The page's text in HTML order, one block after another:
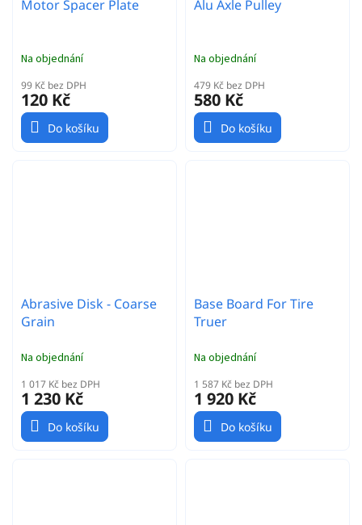
Motor Spacer Plate
Na objednání
99 Kč bez DPH
120 Kč
Do košíku
Alu Axle Pulley
Na objednání
479 Kč bez DPH
580 Kč
Do košíku
Abrasive Disk - Coarse
Grain
Na objednání
1 017 Kč bez DPH
1 230 Kč
Do košíku
Base Board For Tire
Truer
Na objednání
1 587 Kč bez DPH
1 920 Kč
Do košíku